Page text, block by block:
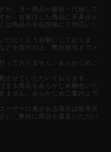
が、万一商品が破損・汚損して
が、お届けした商品に不具合が
は商品の全品交換にて対応いた
ただくようお願いしておりま
どを添付の上、弊社担当までメ
っておりません。あらかじめご
させていただいております。
する商品をあらかじめ梱包いた
ません。あらかじめご案内よろ
ーザーに責がある場合は販売店
い。弊社に商品を返送いただい